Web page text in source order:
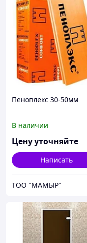
Пеноплекс 30-50мм
В наличии
Цену уточняйте
Написать
ТОО "МАМЫР"